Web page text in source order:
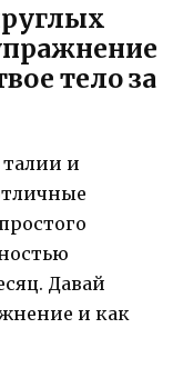
тело за
и
Давай
и как